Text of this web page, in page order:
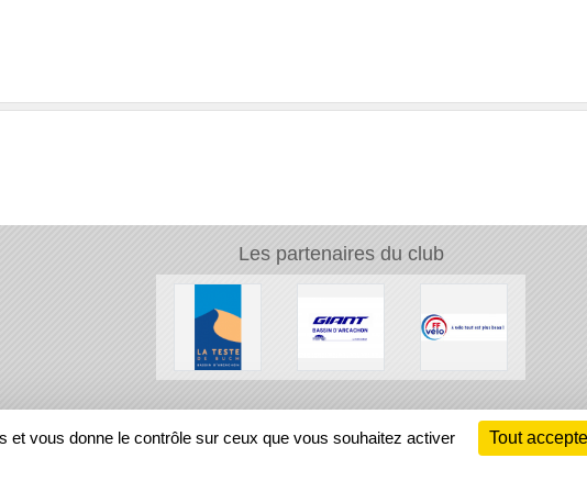
Les partenaires du club
et vous donne le contrôle sur ceux que vous souhaitez activer Tout